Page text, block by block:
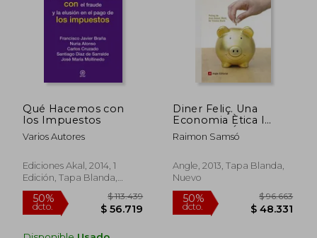
Qué Hacemos con
los Impuestos
Varios Autores
Ediciones Akal, 2014, 1
Edición, Tapa Blanda,
Nuevo
Diner Feliç. Una
Economia Ètica I
Conscient És Possible
(Inspira) (en Catalán)
Raimon Samsó
Angle, 2013, Tapa Blanda,
Nuevo